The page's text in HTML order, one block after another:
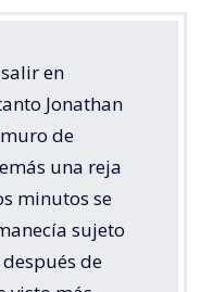
en
Jonathan
de
una reja
minutos se
sujeto
de